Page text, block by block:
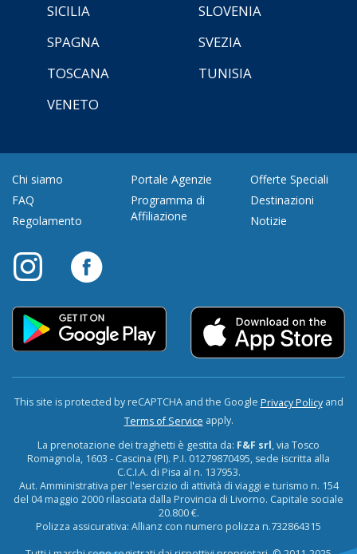
SICILIA
SLOVENIA
SPAGNA
SVEZIA
TOSCANA
TUNISIA
VENETO
Chi siamo
FAQ
Regolamento
Portale Agenzie
Programma di
Affiliazione
Offerte Speciali
Destinazioni
Notizie
This site is protected by reCAPTCHA and the Google Privacy Policyand
Terms of Service apply.
La prenotazione dei traghetti è gestita da: F&F srl, via Tosco
Romagnola, 1603 - Cascina (PI). P.I. 01279870495, sede iscritta alla
C.C.I.A. di Pisa al n. 137953.
Aut. Amministrativa per l'esercizio di attività di viaggi e turismo n. 154
del 04 maggio 2000 rilasciata dalla Provincia di Livorno. Capitale sociale
20.800 €.
Polizza assicurativa: Allianz con numero polizza n.732864315